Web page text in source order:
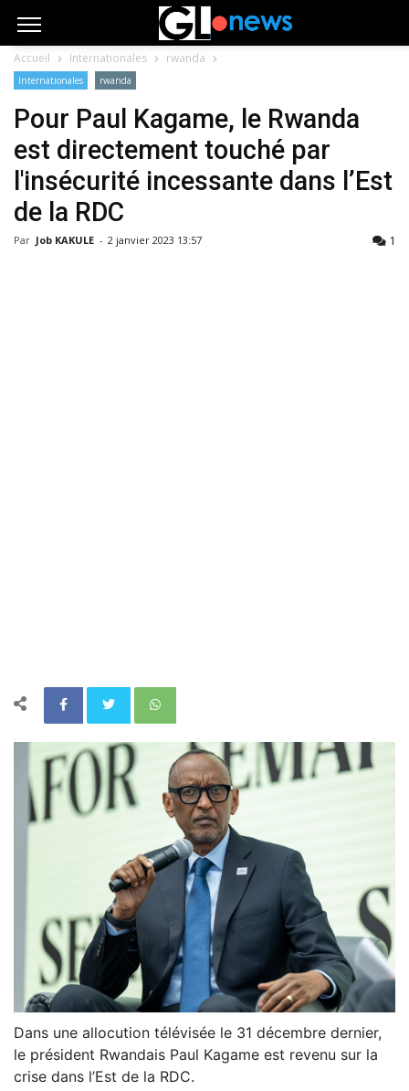
Accueil Internationales rwanda
Internationales rwanda
Pour Paul Kagame, le Rwanda
est directement touché par
l'insécurité incessante dans l’Est
de la RDC
Par Job KAKULE - 2 janvier 2023 13:57 1
Dans une allocution télévisée le 31 décembre dernier,
le président Rwandais Paul Kagame est revenu sur la
crise dans l’Est de la RDC.